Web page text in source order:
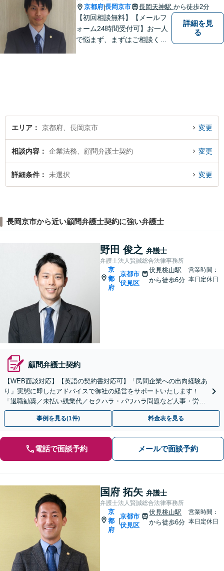
京都府|長岡京市 長岡天神駅 から徒歩2分
【初回相談無料】【メールフ
ォーム24時間受付可】お一人
で悩まず、まずはご相談くだ
詳細を見
る
エリア 京都府、長岡京市 変更
相談内容 企業法務、顧問弁護士契約 変更
詳細条件 未選択 変更
長岡京市から近い顧問弁護士契約に強い弁護士
野田 俊之 弁護士
弁護士法人賢誠総合法律事務所
京
都
府
|
京都市
伏見区
伏見桃山駅
から徒歩6分
営業時間：
本日定休日
顧問弁護士契約
【WEB面談対応】【英語の契約書対応可】「民間企業への出向経験あ
り」実態に即したアドバイスで御社の経営をサポートいたします！
「退職勧奨／未払い残業代／セクハラ・パワハラ問題など人事・労務
の対応も可能」【休日・夜間相談可】
事例を見る(1件) 料金表を見る
電話で面談予約 メールで面談予約
国府 拓矢 弁護士
弁護士法人賢誠総合法律事務所
京
都
府
|
京都市
伏見区
伏見桃山駅
から徒歩6分
営業時間：
本日定休日